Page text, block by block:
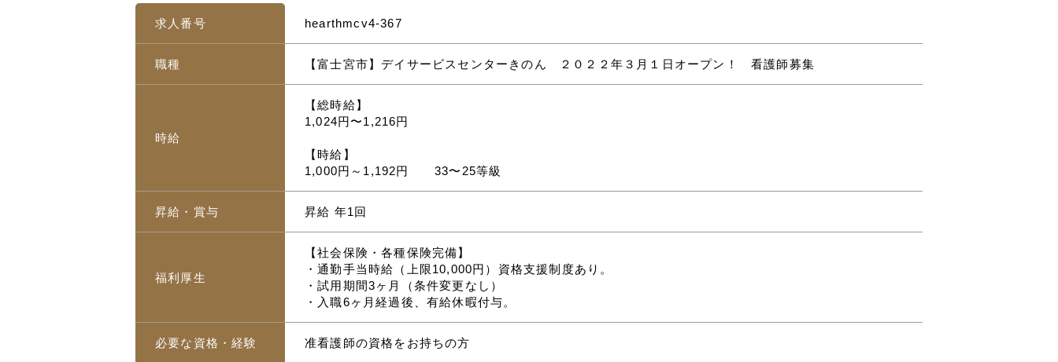
求人番号 hearthmcv4-367
職種 【富士宮市】デイサービスセンターきのん ２０２２年３月１日オープン！ 看護師募集
時給
【総時給】
1,024円〜1,216円
【時給】
1,000円～1,192円 33〜25等級
昇給・賞与 昇給 年1回
福利厚生
【社会保険・各種保険完備】
・通勤手当時給（上限10,000円）資格支援制度あり。
・試用期間3ヶ月（条件変更なし）
・入職6ヶ月経過後、有給休暇付与。
必要な資格・経験 准看護師の資格をお持ちの方